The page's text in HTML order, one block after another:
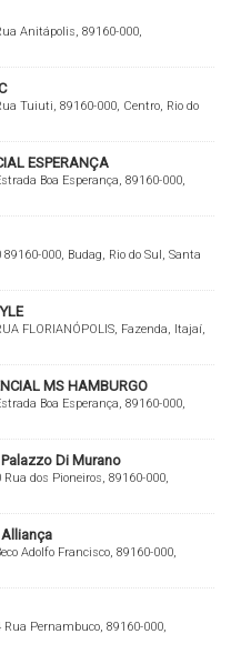
Anitápolis, 89160-000,
Tuiuti, 89160-000, Centro, Rio do
ESPERANÇA
Boa Esperança, 89160-000,
89160-000, Budag, Rio do Sul, Santa
FLORIANÓPOLIS, Fazenda, Itajaí,
MS HAMBURGO
Boa Esperança, 89160-000,
Di Murano
Rua dos Pioneiros, 89160-000,
Adolfo Francisco, 89160-000,
Rua Pernambuco, 89160-000,